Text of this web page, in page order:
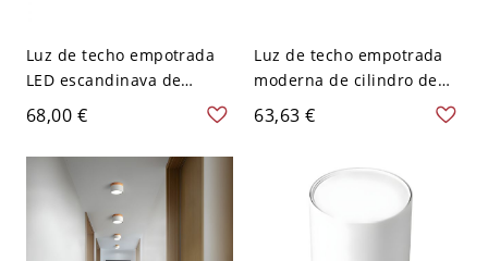
Luz de techo empotrada
LED escandinava de
mediados de siglo,
acabado en nogal,
redonda de perfil bajo -
110 A 120 V 30,48 cm
Blanco
68,00 €
Luz de techo empotrada
moderna de cilindro de
metal con 1 luz - Negro
110 A 120 V 30,48 cm
63,63 €